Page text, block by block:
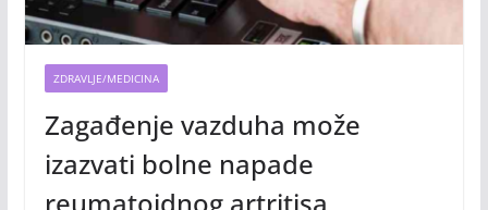
ZDRAVLJE/MEDICINA
Zagađenje vazduha može
izazvati bolne napade